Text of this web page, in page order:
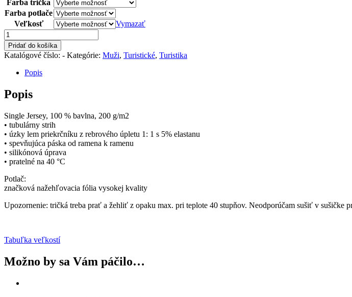
Farba trička
Farba potlače
Veľkosť
Vymazať
množstvo
Turistické
tričko
-
Idem
Pridať do košíka
Katalógové číslo: - Kategórie: Muži, Turistické, Turistika
Popis
Popis
Single Jersey, 100 % bavlna, 200 g/m2
• tubulárny strih
• úzky lem priekrčníku z rebrového úpletu 1: 1 s 5% elastanu
• spevňujúca páska od ramena k ramenu
• silikónová úprava
• pratelné na 40 °C
Potlač:
značková nažehľovacia fólia vysokej kvality
Upozornenie: tričká treba prať a žehliť z opaku max. pri teplote 40 stupňov. Neodporúčam sušiť v sušičke
Tabuľka veľkostí
Možno by sa Vám páčilo…